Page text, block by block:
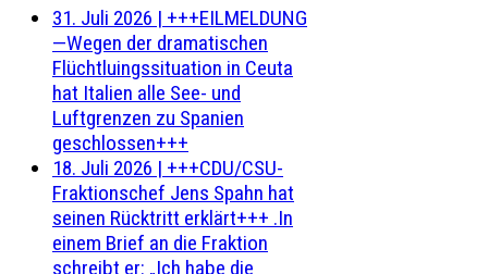
31. Juli 2026 | +++EILMELDUNG
—Wegen der dramatischen
Flüchtluingssituation in Ceuta
hat Italien alle See- und
Luftgrenzen zu Spanien
geschlossen+++
18. Juli 2026 | +++CDU/CSU-
Fraktionschef Jens Spahn hat
seinen Rücktritt erklärt+++ .In
einem Brief an die Fraktion
schreibt er: „Ich habe die